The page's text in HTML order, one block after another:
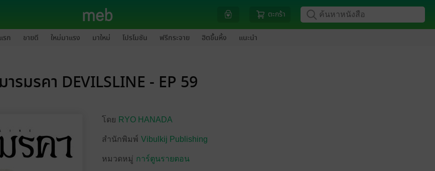
ตะกร้า
รก ขายดี ใหม่มาแรง มาใหม่ โปรโมชัน ฟรีกระจาย ฮิตขึ้นหิ้ง แนะนำ
มารมรคา DEVILSLINE - EP 59
โดย RYO HANADA
สำนักพิมพ์ Vibulkij Publishing
หมวดหมู่ การ์ตูนรายตอน